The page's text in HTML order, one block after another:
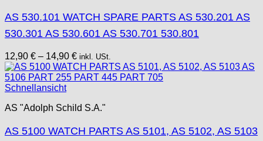
AS 530.101 WATCH SPARE PARTS AS 530.201 AS
530.301 AS 530.601 AS 530.701 530.801
12,90 € – 14,90 € inkl. USt.
Schnellansicht
AS "Adolph Schild S.A."
AS 5100 WATCH PARTS AS 5101, AS 5102, AS 5103